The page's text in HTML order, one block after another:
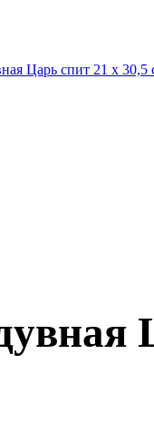
Царь спит 21 х 30,5